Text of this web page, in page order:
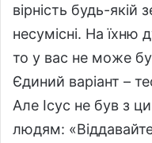
вірність будь-якій
несумісні. На
то у вас не може
Єдиний варіант –
Але Ісус не був з
людям: